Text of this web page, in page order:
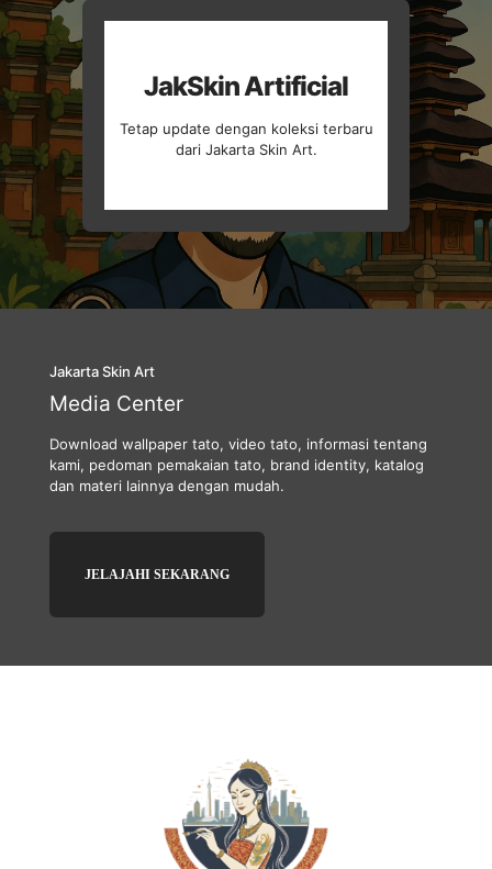
JakSkin Artificial
Tetap update dengan koleksi terbaru
dari Jakarta Skin Art.
Jakarta Skin Art
Media Center
Download wallpaper tato, video tato, informasi tentang
kami, pedoman pemakaian tato, brand identity, katalog
dan materi lainnya dengan mudah.
JELAJAHI SEKARANG